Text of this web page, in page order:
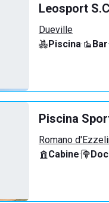
Leosport
Dueville
Piscina· Bar·
Piscina
Romano
Cabine·